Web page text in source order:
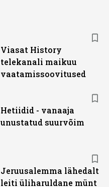
Viasat History
telekanali maikuu
vaatamissoovitused
Hetiidid - vanaaja
unustatud suurvõim
Jeruusalemma lähedalt
leiti üliharuldane münt